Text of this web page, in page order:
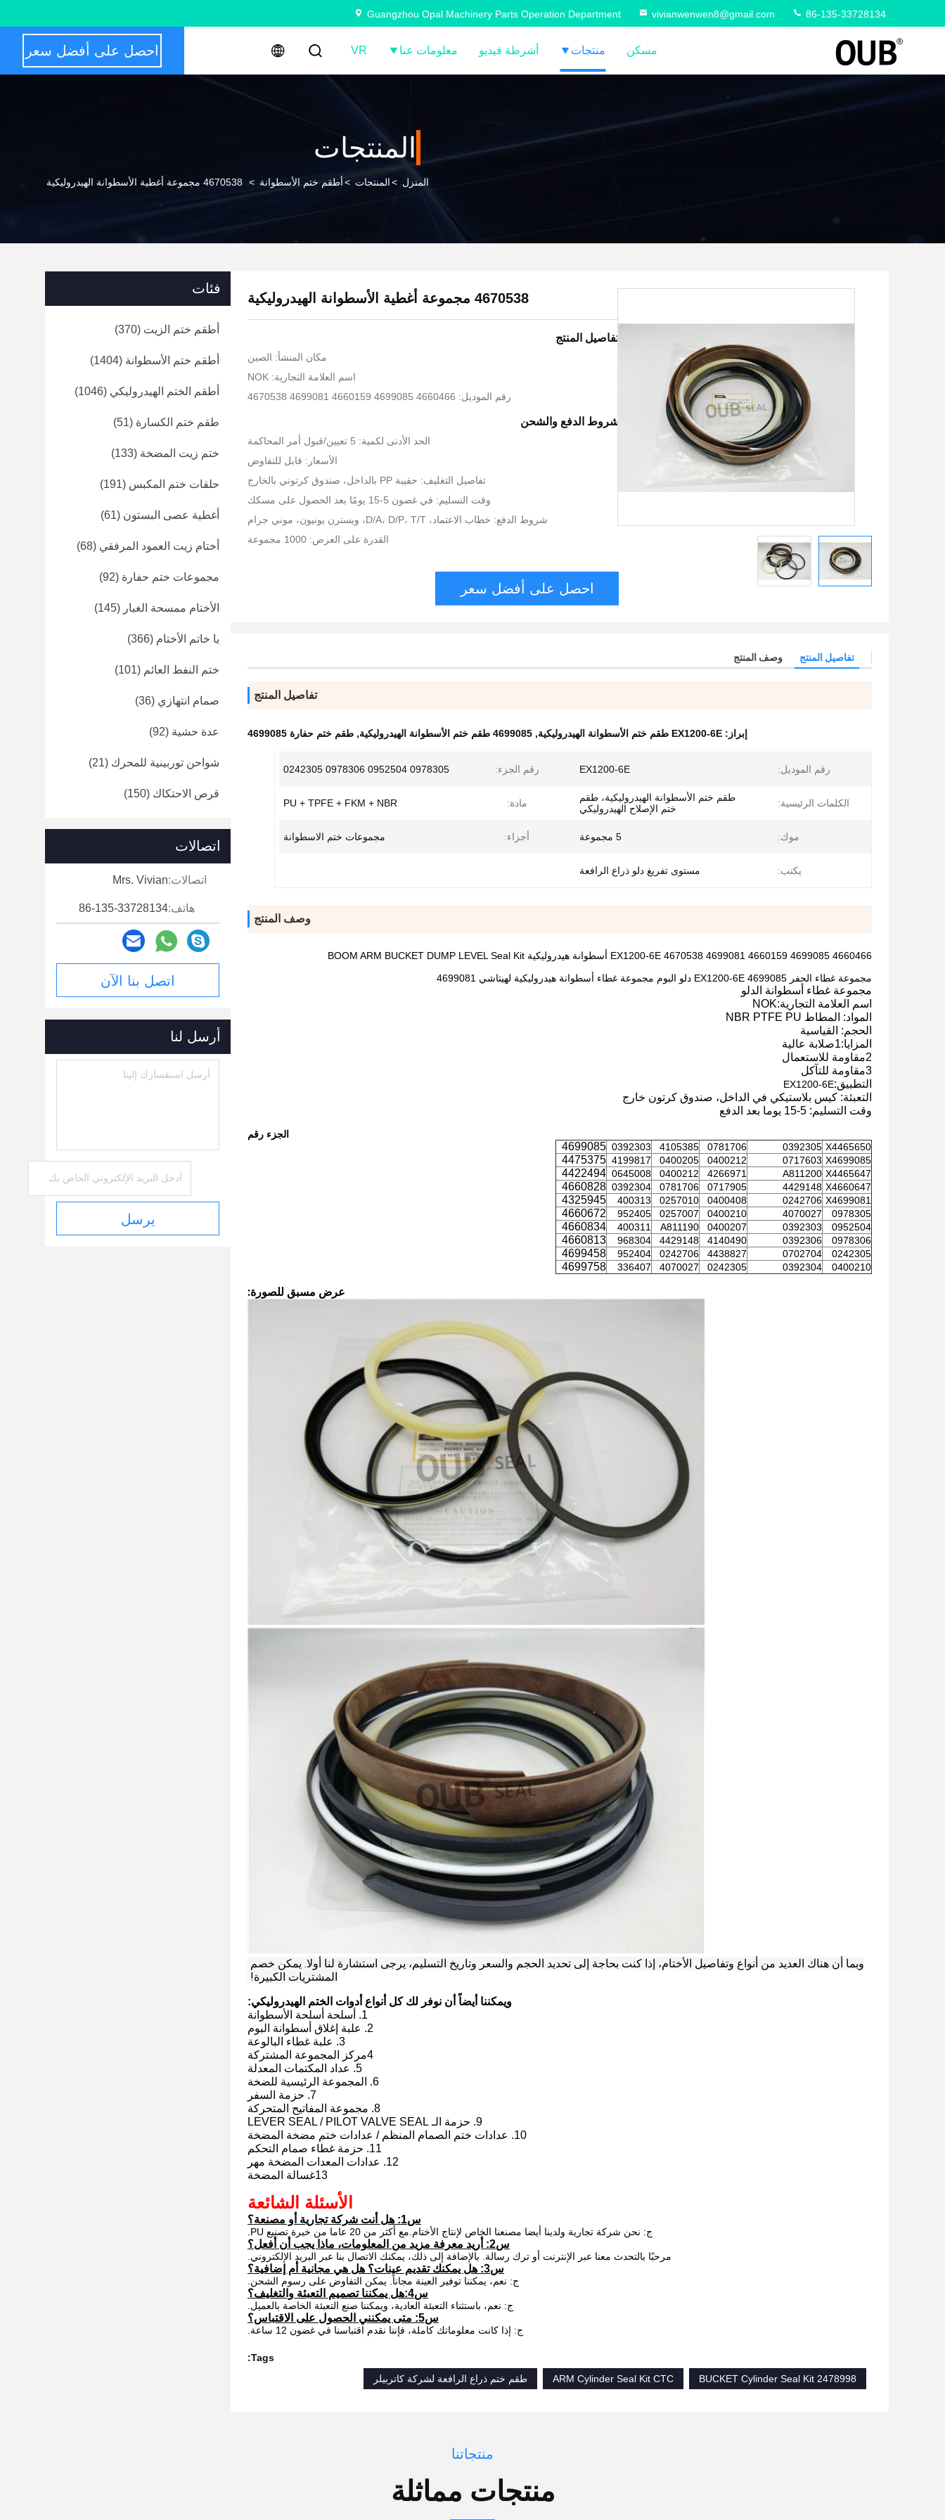
Guangzhou Opal Machinery Parts Operation Department vivianwenwen8@gmail.com 86-135-33728134
مسكن منتجات أشرطة فيديو معلومات عنا VR احصل على أفضل سعر
المنتجات
المنزل >المنتجات >أطقم ختم الأسطوانة > 4670538 مجموعة أغطية الأسطوانة الهيدروليكية
4670538 مجموعة أغطية الأسطوانة الهيدروليكية
تفاصيل المنتج
مكان المنشأ: الصين
اسم العلامة التجارية: NOK
رقم الموديل: 4660466 4699085 4660159 4699081 4670538
شروط الدفع والشحن
الحد الأدنى لكمية: 5 تعيين/قبول أمر المحاكمة
الأسعار: قابل للتفاوض
تفاصيل التغليف: حقيبة PP بالداخل، صندوق كرتوني بالخارج
وقت التسليم: في غضون 5-15 يومًا بعد الحصول على مسكك
شروط الدفع: خطاب الاعتماد، D/A، D/P، T/T، ويسترن يونيون، موني جرام
القدرة على العرض: 1000 مجموعة
احصل على أفضل سعر
تفاصيل المنتج وصف المنتج
تفاصيل المنتج
إبراز: EX1200-6E طقم ختم الأسطوانة الهيدروليكية , 4699085 طقم ختم الأسطوانة الهيدروليكية , طقم ختم حفارة 4699085
رقم الموديل: EX1200-6E رقم الجزء: 0978305 0952504 0978306 0242305
الكلمات الرئيسية:
طقم ختم الأسطوانة الهيدروليكية، طقم
ختم الإصلاح الهيدروليكي
مادة: PU + TPFE + FKM + NBR
موك: 5 مجموعة أجزاء: مجموعات ختم الاسطوانة
يكتب: مستوى تفريغ دلو ذراع الرافعة
وصف المنتج
4660466 4699085 4660159 4699081 4670538 EX1200-6E أسطوانة هيدروليكية BOOM ARM BUCKET DUMP LEVEL Seal Kit
مجموعة غطاء الحفر 4699085 EX1200-6E دلو البوم مجموعة غطاء أسطوانة هيدروليكية لهيتاشي 4699081
مجموعة غطاء أسطوانة الدلو
اسم العلامة التجارية:NOK
المواد: المطاط NBR PTFE PU
الحجم: القياسية
المزايا:1صلابة عالية
2مقاومة للاستعمال
3مقاومة للتآكل
التطبيق:EX1200-6E
التعبئة: كيس بلاستيكي في الداخل، صندوق كرتون خارج
وقت التسليم: 5-15 يوما بعد الدفع
الجزء رقم
X4465650
0392305
0781706
4105385
0392303
4699085
X4699085
0717603
0400212
0400205
4199817
4475375
X4465647
A811200
4266971
0400212
0645008
4422494
X4660647
4429148
0717905
0781706
0392304
4660828
X4699081
0242706
0400408
0257010
400313
4325945
0978305
4070027
0400210
0257007
952405
4660672
0952504
0392303
0400207
A811190
400311
4660834
0978306
0392306
4140490
4429148
968304
4660813
0242305
0702704
4438827
0242706
952404
4699458
0400210
0392304
0242305
4070027
336407
4699758
عرض مسبق للصورة:
المشتريات الكبيرة!
ويمكننا أيضاً أن نوفر لك كل أنواع أدوات الختم الهيدروليكي:
1. أسلحة أسلحة الأسطوانة
2. علبة إغلاق أسطوانة البوم
3. علبة غطاء البالوعة
4مركز المجموعة المشتركة
5. عداد المكتمات المعدلة
6. المجموعة الرئيسية للضخة
7. حزمة السفر
8. مجموعة المفاتيح المتحركة
9. حزمة الـ LEVER SEAL / PILOT VALVE SEAL
10. عدادات ختم الصمام المنظم / عدادات ختم مضخة المضخة
11. حزمة غطاء صمام التحكم
12. عدادات المعدات المضخة مهر
13غسالة المضخة
الأسئلة الشائعة
س1: هل أنت شركة تجارية أو مصنعة؟
ج: نحن شركة تجارية ولدينا أيضا مصنعنا الخاص لإنتاج الأختام.مع أكثر من 20 عاما من خبرة تصنيع PU.
س2: أريد معرفة مزيد من المعلومات، ماذا يجب أن أفعل؟
مرحبًا بالتحدث معنا عبر الإنترنت أو ترك رسالة. بالإضافة إلى ذلك، يمكنك الاتصال بنا عبر البريد الإلكتروني.
س3: هل يمكنك تقديم عينات؟ هل هي مجانية أم إضافية؟
ج: نعم، يمكننا توفير العينة مجاناً. يمكن التفاوض على رسوم الشحن.
س4:هل يمكننا تصميم التعبئة والتغليف؟
ج: نعم، باستثناء التعبئة العادية، ويمكننا صنع التعبئة الخاصة بالعميل.
س5: متى يمكنني الحصول على الاقتباس؟
ج: إذا كانت معلوماتك كاملة، فإننا نقدم اقتباسنا في غضون 12 ساعة.
Tags:
BUCKET Cylinder Seal Kit 2478998
ARM Cylinder Seal Kit CTC طقم ختم ذراع الرافعة لشركة كاتربيلر
فئات
أطقم ختم الزيت (370)
أطقم ختم الأسطوانة (1404)
أطقم الختم الهيدروليكي (1046)
طقم ختم الكسارة (51)
ختم زيت المضخة (133)
حلقات ختم المكبس (191)
أغطية عصى البستون (61)
أختام زيت العمود المرفقي (68)
مجموعات ختم حفارة (92)
الأختام ممسحة الغبار (145)
يا خاتم الأختام (366)
ختم النفط العائم (101)
صمام انتهازي (36)
عدة حشية (92)
شواحن توربينية للمحرك (21)
قرص الاحتكاك (150)
اتصالات
اتصالات:Mrs. Vivian
هاتف:86-135-33728134
اتصل بنا الآن
أرسل لنا
يرسل
منتجاتنا
منتجات مماثلة